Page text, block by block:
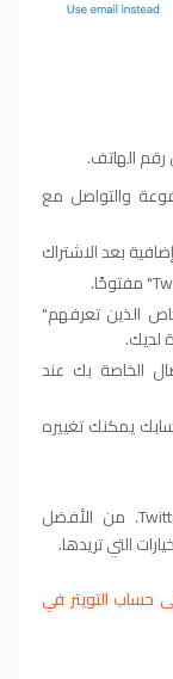
والتواصل مع
بعد الاشتراك
الذين تعرفهم"
لديك.
الخاصة بك عند
يمكنك تغييره
لا يمكنك إيقاف الإعلانات المدفوعة على Twitter. من الأفضل
التي تريدها.
حساب التويتر في